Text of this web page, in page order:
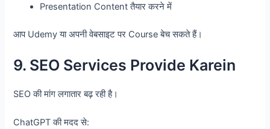
Presentation Content तैयार करने में
आप Udemy या अपनी वेबसाइट पर Course बेच सकते हैं।
9. SEO Services Provide Karein
SEO की मांग लगातार बढ़ रही है।
ChatGPT की मदद से: